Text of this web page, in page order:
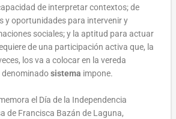
de interpretar contextos; de
y oportunidades para intervenir y
sociales; y la aptitud para actuar
de una participación activa que, la
los va a colocar en la vereda
denominadosistema impone.
el Día de la Independencia
de Francisca Bazán de Laguna,